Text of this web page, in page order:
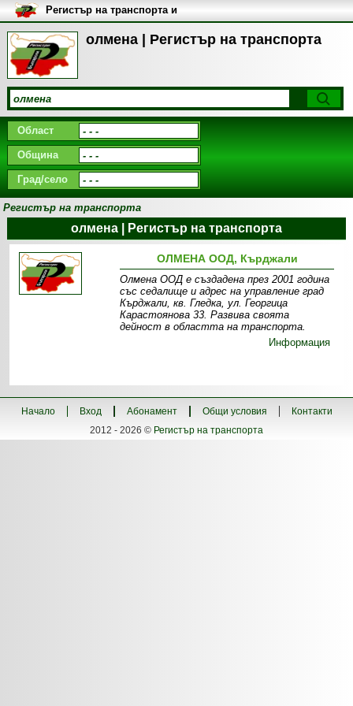
олмена | Регистър на транспорта
Регистър на транспорта и
транспортните фирми в
България
Област
Община
Град/село
Регистър на транспорта
олмена | Регистър на транспорта
ОЛМЕНА ООД, Кърджали
Олмена ООД е създадена през 2001 година
със седалище и адрес на управление град
Кърджали, кв. Гледка, ул. Георгица
Карастоянова 33. Развива своята
дейност в областта на транспорта.
Информация
Начало Вход Абонамент Общи условия
Контакти
2012 - 2026 © Регистър на транспорта